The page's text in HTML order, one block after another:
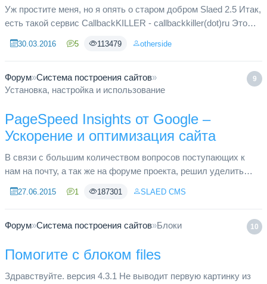
Уж простите меня, но я опять о старом добром Slaed 2.5 Итак,
есть такой сервис CallbackKILLER - callbackkiller(dot)ru Это
...
30.03.2016 5 113479 otherside
9
Форум»Система построения сайтов»
Установка, настройка и использование
PageSpeed Insights от Google –
Ускорение и оптимизация сайта
В связи с большим количеством вопросов поступающих к
нам на почту, а так же на форуме проекта, решил уделить
скорости PageS...
27.06.2015 1 187301 SLAED CMS
10
Форум»Система построения сайтов»Блоки
Помогите с блоком files
Здравствуйте. версия 4.3.1 Не выводит первую картинку из